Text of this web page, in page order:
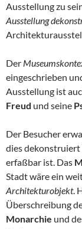
Ausstellung zu
Ausstellung
Der
eingeschrieben
Ausstellung ist
Freud und seine
Der Besucher
dies
erfaßbar ist. Das
Stadt wäre ein
Architekturobjekt.
Überschreibung
Monarchie und